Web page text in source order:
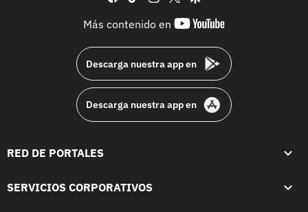
Más contenido en
youtube-
Descarga nuestra app en
Descarga nuestra app en
RED DE PORTALES
SERVICIOS CORPORATIVOS